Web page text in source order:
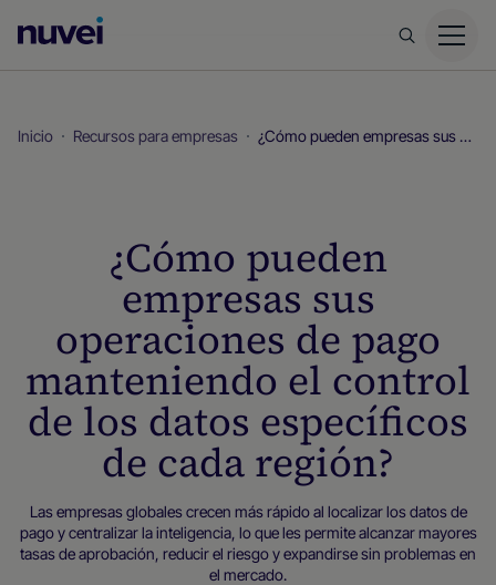
principal
Inicio Recursos para empresas ¿Cómo pueden empresas sus operaciones de pago manteniendo el control de los datos específicos de cada región?
¿Cómo pueden
empresas sus
operaciones de pago
manteniendo el control
de los datos específicos
de cada región?
Las empresas globales crecen más rápido al localizar los datos de
pago y centralizar la inteligencia, lo que les permite alcanzar mayores
tasas de aprobación, reducir el riesgo y expandirse sin problemas en
el mercado.